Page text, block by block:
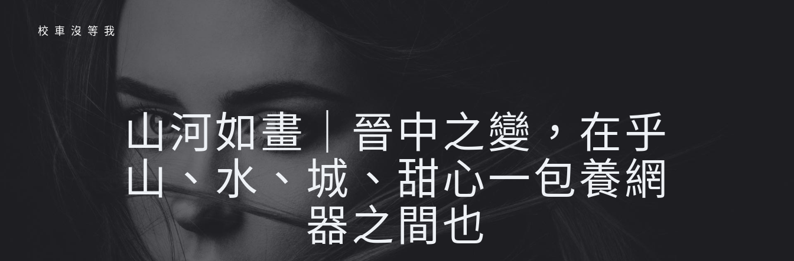
校車沒等我
山河如畫｜晉中之變，在乎
山、水、城、甜心一包養網
器之間也